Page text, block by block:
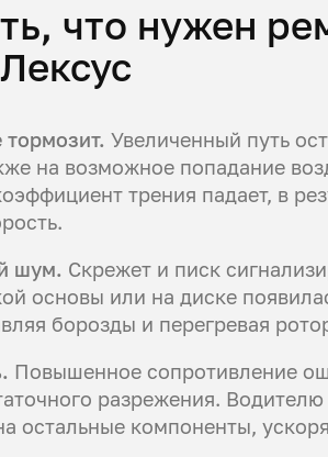
что нужен
Увеличенный путь
на возможное попадание
трения падает, в
шум. Скрежет и писк
основы или на диске
борозды и перегревая
Повышенное сопротивление
разрежения.
остальные компоненты,